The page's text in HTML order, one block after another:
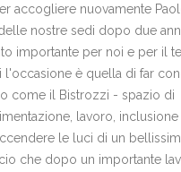
accogliere nuovamente
nostre sedi dopo due
importante per noi e per il
l'occasione è quella di far
come il Bistrozzi - spazio di
lavoro, inclusione
le luci di un
che dopo un importante